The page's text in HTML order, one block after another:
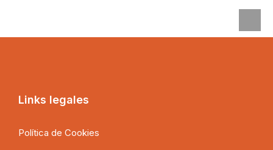
Links legales
Política de Cookies